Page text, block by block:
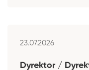
23.07.2026
Dyrektor /